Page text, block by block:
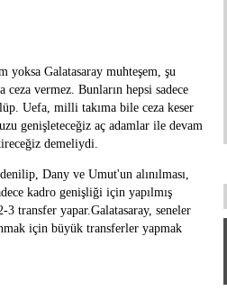
Galatasaray muhteşem, şu
vermez. Bunların hepsi sadece
Uefa, milli takıma bile ceza keser
genişleteceğiz aç adamlar ile devam
demeliydi.
Dany ve Umut'un alınılması,
kadro genişliği için yapılmış
transfer yapar.Galatasaray, seneler
için büyük transferler yapmak